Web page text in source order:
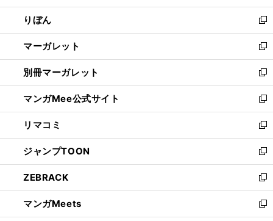
開
く
ウ
で
開
く
ン
ド
ウ
で
開
く
ウ
ィ
ン
ド
ウ
で
開
く
りぼん
新
し
い
ウ
ィ
ン
ド
ウ
で
開
く
マーガレット
新
し
い
ウ
ィ
ン
ド
ウ
で
開
く
別冊マーガレット
新
し
い
ウ
ィ
ン
ド
ウ
で
開
く
マンガMee公式サイト
新
し
い
ウ
ィ
ン
ド
ウ
で
開
リマコミ
新
し
い
ウ
ィ
ン
ド
ウ
ジャンプTOON
新
し
い
ウ
ィ
ン
ZEBRACK
新
し
い
ウ
マンガMeets
新